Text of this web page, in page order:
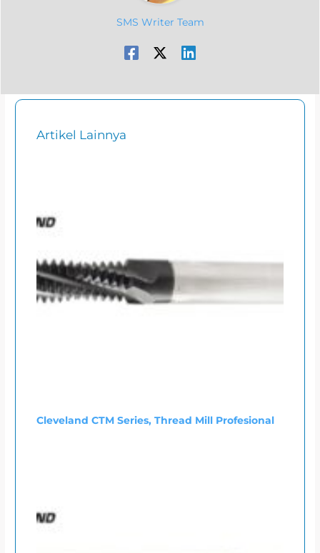
SMS Writer Team
Artikel Lainnya
Cleveland CTM Series, Thread Mill Profesional